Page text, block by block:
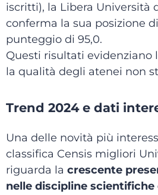
iscritti), la Libera Università
conferma la sua posizione
punteggio di 95,0.
Questi risultati evidenziano
la qualità degli atenei non
Trend 2024 e dati
Una delle novità più
classifica Censis migliori
riguarda la crescente
nelle discipline